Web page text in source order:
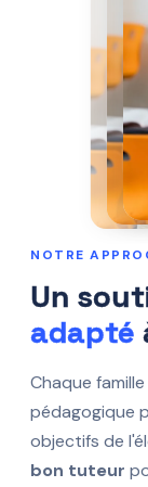
NOTRE
Un
adapté
Chaque
pédagogique
objectifs de
bon tuteur